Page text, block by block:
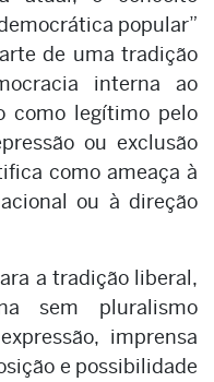
popular”
de uma tradição
interna ao
como legítimo pelo
ou exclusão
como ameaça à
ou à direção
a tradição liberal,
sem pluralismo
imprensa
e possibilidade